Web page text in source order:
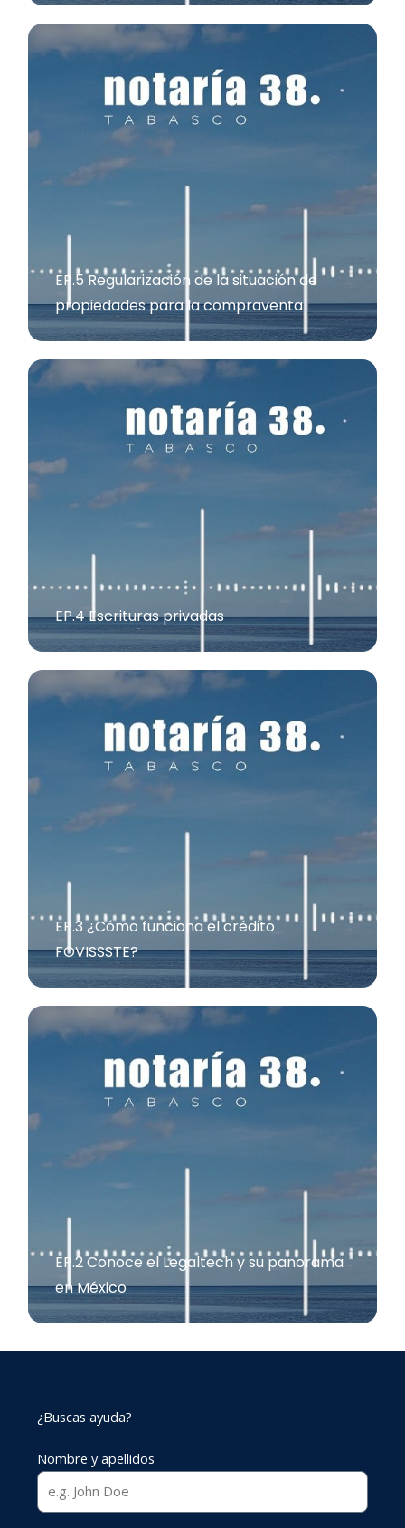
EP.5 Regularización de la situación de
propiedades para la compraventa
EP.4 Escrituras privadas
EP.3 ¿Cómo funciona el crédito
FOVISSSTE?
EP.2 Conoce el Legaltech y su panorama
en México
¿Buscas ayuda?
Nombre y apellidos